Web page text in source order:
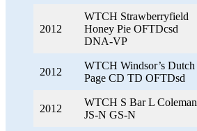
2012
WTCH Strawberryfield
Honey Pie OFTDcsd
DNA-VP
2012
WTCH Windsor’s Dutch
Page CD TD OFTDsd
2012
WTCH S Bar L Coleman
JS-N GS-N